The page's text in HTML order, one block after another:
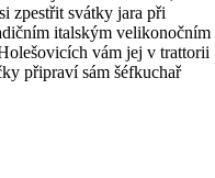
zpestřit svátky jara při
italským velikonočním
vám jej v trattorii
připraví sám šéfkuchař